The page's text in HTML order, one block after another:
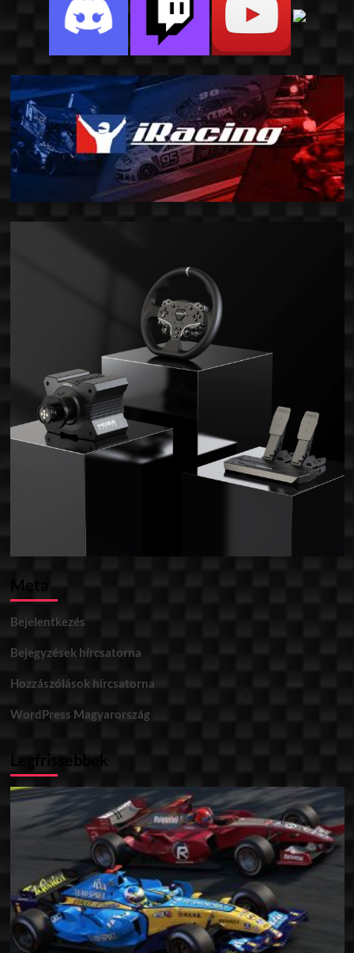
Meta
Bejelentkezés
Bejegyzések hírcsatorna
Hozzászólások hírcsatorna
WordPress Magyarország
Legfrissebbek